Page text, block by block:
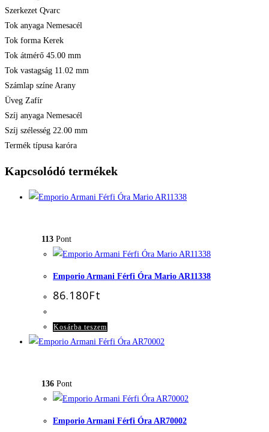
Szerkezet Qvarc
Tok anyaga Nemesacél
Tok forma Kerek
Tok átmérő 45.00 mm
Tok vastagság 11.02 mm
Számlap színe Arany
Üveg Zafír
Szíj anyaga Nemesacél
Szíj szélesség 22.00 mm
Termék típusa karóra
Kapcsolódó termékek
113 Pont
Emporio Armani Férfi Óra Mario AR11338
86.180Ft
Kosárba teszem
136 Pont
Emporio Armani Férfi Óra AR70002